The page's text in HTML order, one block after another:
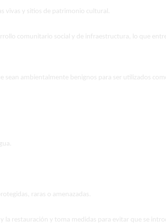
vivas y sitios de patrimonio cultural.
comunitario social y de infraestructura, lo que
sean ambientalmente benignos para ser utilizados
raras o amenazadas.
la restauración y toma medidas para evitar que se